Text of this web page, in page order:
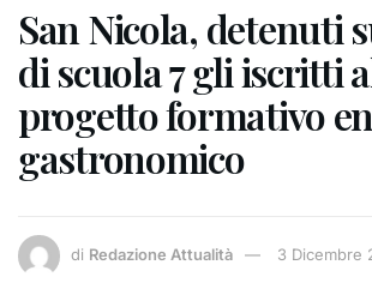
San Nicola, detenuti
di scuola 7 gli iscritti
progetto formativo
gastronomico
di Redazione Attualità 3 Dicembre